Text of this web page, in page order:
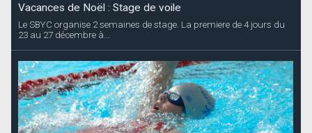
Vacances de Noël : Stage de voile
Le SBYC organise 2 semaines de stage. La premiere de 4 jours du
23 au 27 décembre à...